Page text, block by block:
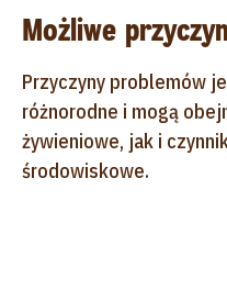
Możliwe
Przyczyny problemów
różnorodne i mogą
żywieniowe, jak i
środowiskowe.